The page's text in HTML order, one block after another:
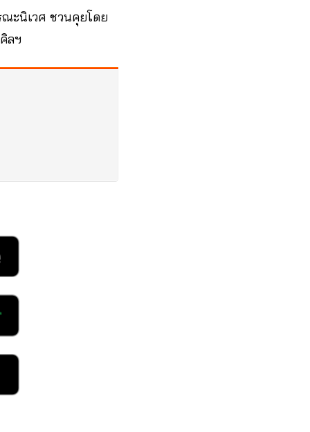
ะนิเวศ ชวนคุยโดย
ลฯ